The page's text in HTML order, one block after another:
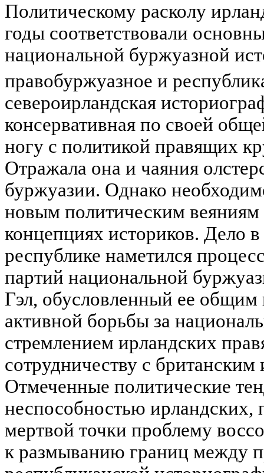
Политическому расколу
годы соответствовали
национальной буржуазной
правобуржуазное и
североирландская
консервативная по своей
ногу с политикой правящих
Отражала она и чаяния
буржуазии. Однако
новым политическим веяниям
концепциях историков. Дело
республике наметился
партий национальной
Гэл, обусловленный ее
активной борьбы за
стремлением ирландских
сотрудничеству с
Отмеченные политические
неспособностью ирландских,
мертвой точки проблему
к размыванию границ между